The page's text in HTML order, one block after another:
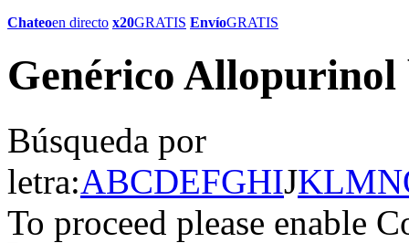
Chateoen directo x20GRATIS EnvíoGRATIS
Genérico
Búsqueda por
letra:ABCDEFGHIJKLMN
To proceed please enable